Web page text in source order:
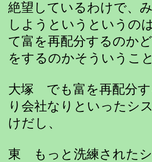
絶望しているわけで、
しようというというの
て富を再配分するのか
をするのかそういうこ
大塚 でも富を再配分
り会社なりといったシ
けだし、
東 もっと洗練された